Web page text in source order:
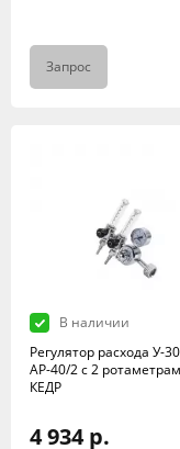
Запрос
В наличии
Регулятор расхода У-
АР-40/2 с 2
КЕДР
4 934 р.